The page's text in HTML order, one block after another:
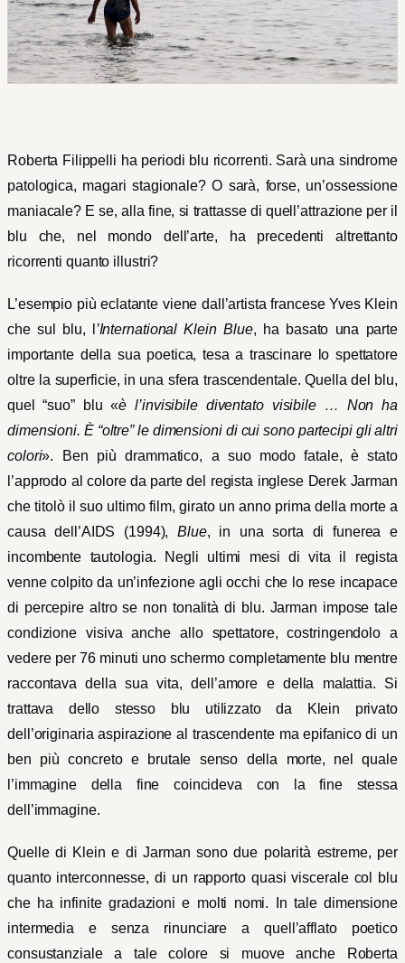
Roberta Filippelli ha periodi blu ricorrenti. Sarà una sindrome
patologica, magari stagionale? O sarà, forse, un’ossessione
maniacale? E se, alla fine, si trattasse di quell’attrazione per il
blu che, nel mondo dell’arte, ha precedenti altrettanto
ricorrenti quanto illustri?
L’esempio più eclatante viene dall’artista francese Yves Klein
che sul blu, l ’International Klein Blue, ha basato una parte
importante della sua poetica, tesa a trascinare lo spettatore
oltre la superficie, in una sfera trascendentale. Quella del blu,
quel “suo” blu «è l’invisibile diventato visibile … Non ha
dimensioni. È “oltre” le dimensioni di cui sono partecipi gli altri
colori». Ben più drammatico, a suo modo fatale, è stato
l’approdo al colore da parte del regista inglese Derek Jarman
che titolò il suo ultimo film, girato un anno prima della morte a
causa dell’AIDS (1994),Blue, in una sorta di funerea e
incombente tautologia. Negli ultimi mesi di vita il regista
venne colpito da un’infezione agli occhi che lo rese incapace
di percepire altro se non tonalità di blu. Jarman impose tale
condizione visiva anche allo spettatore, costringendolo a
vedere per 76 minuti uno schermo completamente blu mentre
raccontava della sua vita, dell’amore e della malattia. Si
trattava dello stesso blu utilizzato da Klein privato
dell’originaria aspirazione al trascendente ma epifanico di un
ben più concreto e brutale senso della morte, nel quale
l’immagine della fine coincideva con la fine stessa
dell’immagine.
Quelle di Klein e di Jarman sono due polarità estreme, per
quanto interconnesse, di un rapporto quasi viscerale col blu
che ha infinite gradazioni e molti nomi. In tale dimensione
intermedia e senza rinunciare a quell’afflato poetico
consustanziale a tale colore si muove anche Roberta